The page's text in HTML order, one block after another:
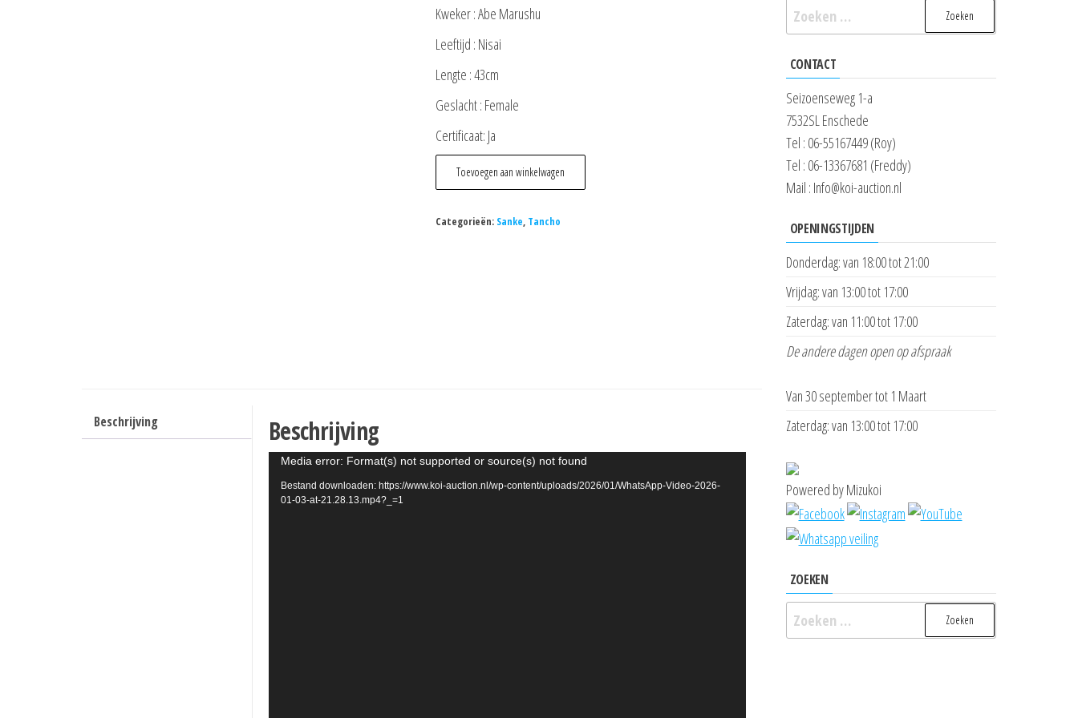
Kweker : Abe Marushu
Leeftijd : Nisai
Lengte : 43cm
Geslacht : Female
Certificaat: Ja
Maruten
Sanke
Marushu)
Toevoegen aan winkelwagen
Categorieën: Sanke, Tancho
Beschrijving Beschrijving
Videospeler
Media error: Format(s) not supported or source(s) not found
Bestand downloaden: https://www.koi-auction.nl/wp-content/uploads/2026/01/WhatsApp-Video-2026-
01-03-at-21.28.13.mp4?_=1
Zoeken
naar:
CONTACT
Seizoenseweg 1-a
7532SL Enschede
Tel : 06-55167449 (Roy)
Tel : 06-13367681 (Freddy)
Mail : Info@koi-auction.nl
OPENINGSTIJDEN
Donderdag: van 18:00 tot 21:00
Vrijdag: van 13:00 tot 17:00
Zaterdag: van 11:00 tot 17:00
De andere dagen open op afspraak
Van 30 september tot 1 Maart
Zaterdag: van 13:00 tot 17:00
Powered by Mizukoi
ZOEKEN
Zoeken
naar: